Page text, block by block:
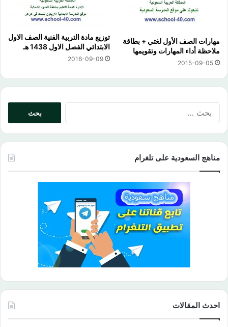
مهارات الصف الأول لغتي + بطاقة
ملاحظة أداء المهارات وتقويمها
2015-09-05
توزيع مادة التربية الفنية الصف الاول
الابتدائي الفصل الاول 1438 هـ
2016-09-09
مناهج السعودية على تلغرام
احدث المقالات